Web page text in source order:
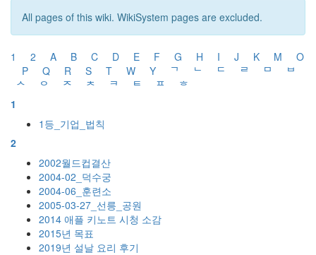
All pages of this wiki. WikiSystem pages are excluded.
1 2 A B C D E F G H I J K M
O
P
Q R S T W Y ᄀ ᄂ ᄃ ᄅ ᄆ
ᄇ
ᄉ
ᄋ ᄌ ᄎ ᄏ ᄐ ᄑ
ᄒ
1
1등_기업_법칙
2
2002월드컵결산
2004-02_덕수궁
2004-06_훈련소
2005-03-27_선릉_공원
2014 애플 키노트 시청 소감
2015년 목표
2019년 설날 요리 후기